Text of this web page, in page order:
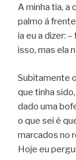
A minha tia, a
palmo á
ia eu a dizer:
isso, mas ela
Subitamente
que tinha
dado uma
o que sei é
marcados no
Hoje eu